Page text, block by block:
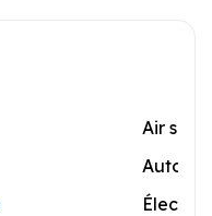
Air